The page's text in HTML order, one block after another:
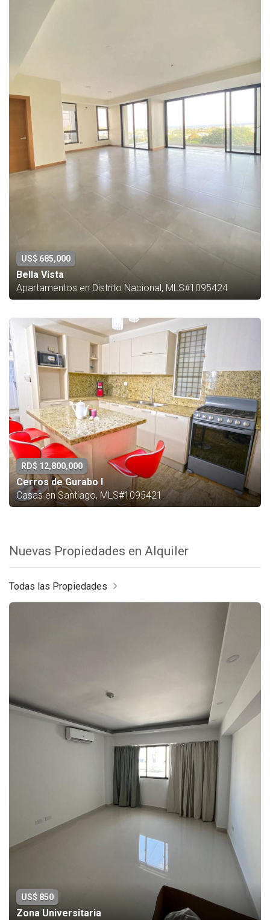
US$ 685,000
Bella Vista
Apartamentos en Distrito Nacional, MLS#1095424
RD$ 12,800,000
Cerros de Gurabo I
Casas en Santiago, MLS#1095421
Nuevas Propiedades en Alquiler
Todas las Propiedades
US$ 850
Zona Universitaria